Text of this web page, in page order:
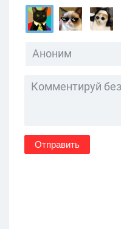
Отправить